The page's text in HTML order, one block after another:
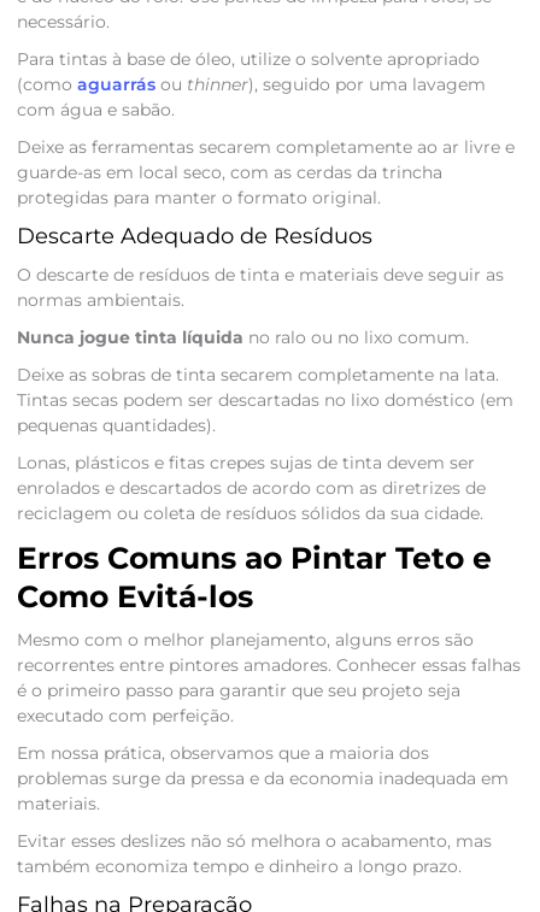
necessário.
Para tintas à base de óleo, utilize o solvente apropriado
(como aguarrásou thinner), seguido por uma lavagem
com água e sabão.
Deixe as ferramentas secarem completamente ao ar livre e
guarde-as em local seco, com as cerdas da trincha
protegidas para manter o formato original.
Descarte Adequado de Resíduos
O descarte de resíduos de tinta e materiais deve seguir as
normas ambientais.
Nunca jogue tinta líquida no ralo ou no lixo comum.
Deixe as sobras de tinta secarem completamente na lata.
Tintas secas podem ser descartadas no lixo doméstico (em
pequenas quantidades).
Lonas, plásticos e fitas crepes sujas de tinta devem ser
enrolados e descartados de acordo com as diretrizes de
reciclagem ou coleta de resíduos sólidos da sua cidade.
Erros Comuns ao Pintar Teto e
Como Evitá-los
Mesmo com o melhor planejamento, alguns erros são
recorrentes entre pintores amadores. Conhecer essas falhas
é o primeiro passo para garantir que seu projeto seja
executado com perfeição.
Em nossa prática, observamos que a maioria dos
problemas surge da pressa e da economia inadequada em
materiais.
Evitar esses deslizes não só melhora o acabamento, mas
também economiza tempo e dinheiro a longo prazo.
Falhas na Preparação